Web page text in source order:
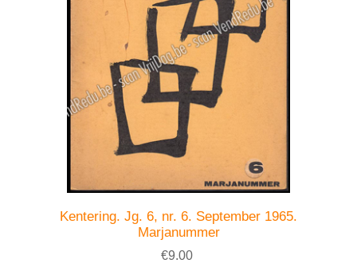
Kentering. Jg. 6, nr. 6. September 1965.
Marjanummer
€9.00